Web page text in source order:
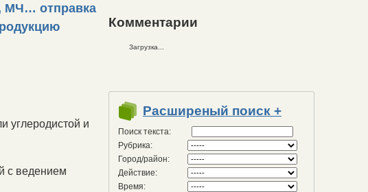
МЧ… отправка
углеродистой и
с ведением
Комментарии
Загрузка...
Расширеный поиск +
Поиск текста:
Рубрика:
Город/район:
Действие:
Время: